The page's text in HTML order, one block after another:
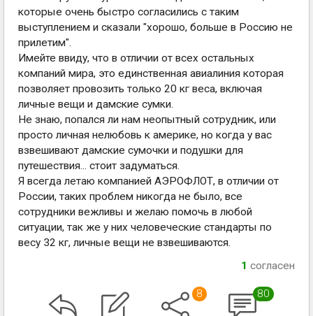
которые очень быстро согласились с таким
выступлением и сказали "хорошо, больше в Россию не
прилетим".
Имейте ввиду, что в отличии от всех остальных
компаний мира, это единственная авиалиния которая
позволяет провозить только 20 кг веса, включая
личные вещи и дамские сумки.
Не знаю, попался ли нам неопытный сотрудник, или
просто личная нелюбовь к америке, но когда у вас
взвешивают дамские сумочки и подушки для
путешествия... стоит задуматься.
Я всегда летаю компанией АЭРОФЛОТ, в отличии от
России, таких проблем никогда не было, все
сотрудники вежливы и желаю помочь в любой
ситуации, так же у них человеческие стандарты по
весу 32 кг, личные вещи не взвешиваются.
1 согласен
8 80